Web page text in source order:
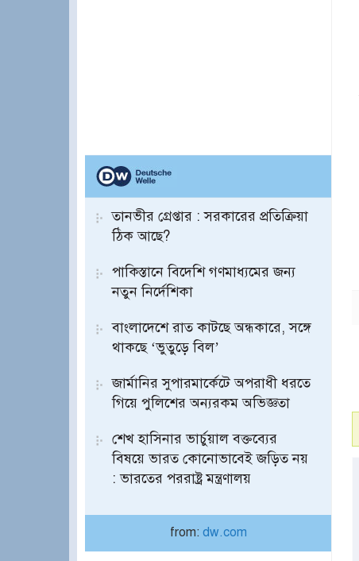
তানভীর গ্রেপ্তার : সরকারের প্রতিক্রিয়া
ঠিক আছে?
পাকিস্তানে বিদেশি গণমাধ্যমের জন্য
নতুন নির্দেশিকা
বাংলাদেশে রাত কাটছে অন্ধকারে, সঙ্গে
থাকছে ‘ভুতুড়ে বিল’
জার্মানির সুপারমার্কেটে অপরাধী ধরতে
গিয়ে পুলিশের অন্যরকম অভিজ্ঞতা
শেখ হাসিনার ভার্চুয়াল বক্তব্যের
বিষয়ে ভারত কোনোভাবেই জড়িত নয়
: ভারতের পররাষ্ট্র মন্ত্রণালয়
from: dw.com